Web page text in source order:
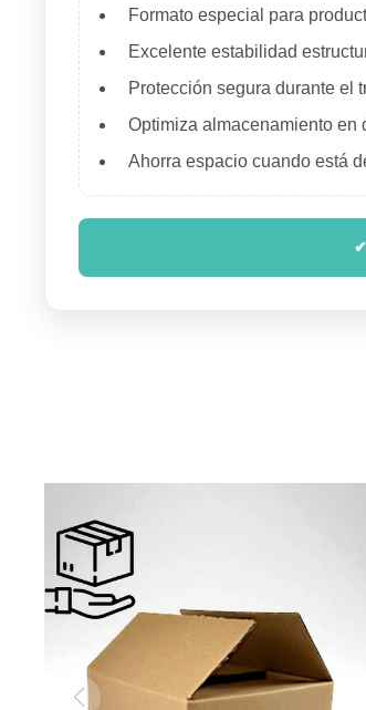
Formato especial para
Excelente estabilidad
Protección segura durante el
Optimiza almacenamiento en
Ahorra espacio cuando está